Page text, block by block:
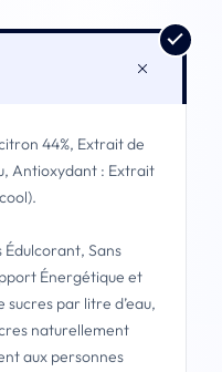
44%, Extrait de
Antioxydant : Extrait
Édulcorant, Sans
Énergétique et
sucres par litre d’eau,
naturellement
aux personnes